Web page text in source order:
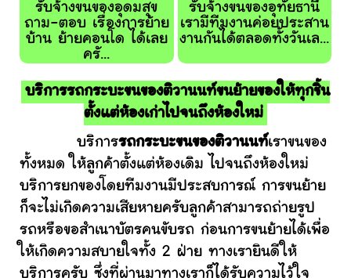
รับจ้างขนของอุดมสุข
ถาม-ตอบ เรื่องการย้าย
บ้าน ย้ายคอนโด ได้เลย
ครั...
รับจ้างขนของอุทัยธานี
เรามีทีมงานค่อยประสาน
งานกันได้ตลอดทั้งวันเล...
บริการรถกระบะขนของติวานนท์ขนย้ายของให้ทุกชิ้น
ตั้งแต่ห้องเก่าไปจนถึงห้องใหม่
บริการรถกระบะขนของติวานนท์เราขนของ
ทั้งหมด ให้ลูกค้าตั้งแต่ห้องเดิม ไปจนถึงห้องใหม่
บริการยกของโดยทีมงานมีประสบการณ์ การขนย้าย
ก็จะไม่เกิดความเสียหายครับลูกค้าสามารถถ่ายรูป
รถหรือขอสำเนาบัตรคนขับรถ ก่อนการขนย้ายได้เพื่อ
ให้เกิดความสบายใจทั้ง 2 ฝ่าย ทางเรายินดีให้
บริการครับ ซึ่งที่ผ่านมาทางเราก็ได้รับความไว้ใจ